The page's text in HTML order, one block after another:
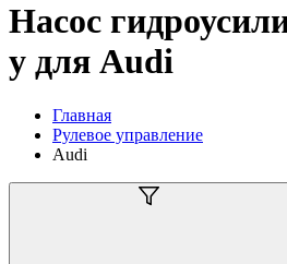
Насос
у для Audi
Главная
Рулевое управление
Audi